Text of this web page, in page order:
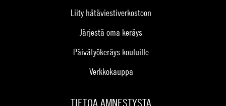
Liity hätäviestiverkostoon
Järjestä oma keräys
Päivätyökeräys kouluille
Verkkokauppa
TIETOA AMNESTYSTA